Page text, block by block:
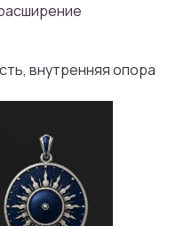
внутренняя опора